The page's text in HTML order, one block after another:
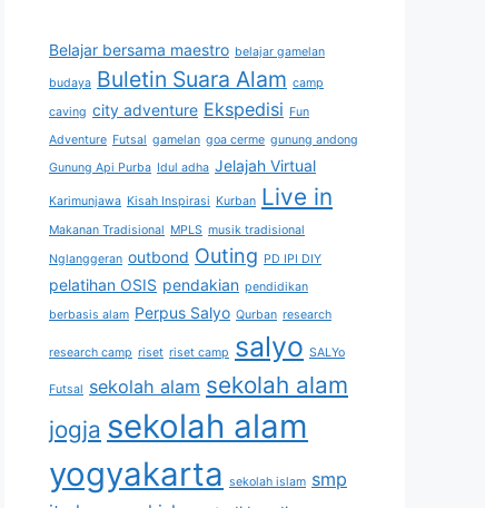
Belajar bersama maestro belajar gamelan
budaya Buletin Suara Alam camp
caving city adventure Ekspedisi Fun
Adventure Futsal gamelan goa cerme gunung andong
Gunung Api Purba Idul adha Jelajah Virtual
Karimunjawa Kisah Inspirasi Kurban Live in
Makanan Tradisional MPLS musik tradisional
Nglanggeran outbond Outing PD IPI DIY
pelatihan OSIS pendakian pendidikan
berbasis alam Perpus Salyo Qurban research
research camp riset riset camp salyo SALYo
Futsal sekolah alam sekolah alam
jogja sekolah alam
yogyakarta sekolah islam smp